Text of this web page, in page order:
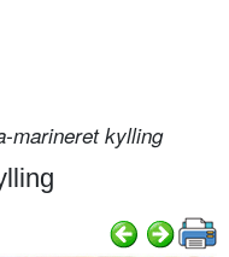
marineret kylling